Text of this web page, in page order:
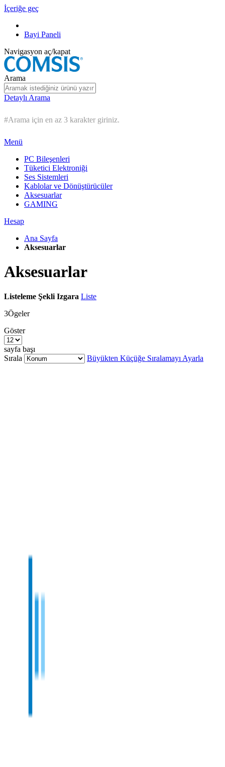
İçeriğe geç
Bayi Paneli
Navigasyon aç/kapat
Arama
Detaylı Arama
#Arama için en az 3 karakter giriniz.
Menü
PC Bileşenleri
Tüketici Elektroniği
Ses Sistemleri
Kablolar ve Dönüştürücüler
Aksesuarlar
GAMING
Hesap
Ana Sayfa
Aksesuarlar
Aksesuarlar
Listeleme Şekli Izgara Liste
3Ögeler
Göster
sayfa başı
Sırala
Büyükten Küçüğe Sıralamayı Ayarla